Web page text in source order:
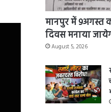
मानपुर में 9अगस्त
दिवस मनाया
August 5, 2026